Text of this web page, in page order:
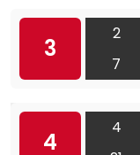
3
2
7
4
4